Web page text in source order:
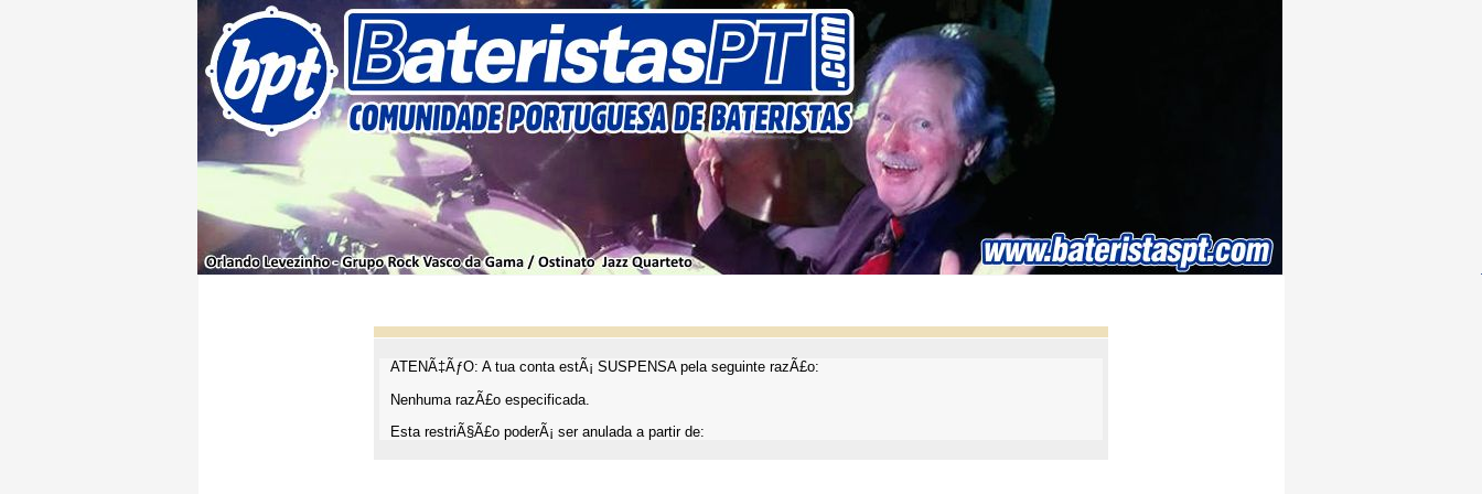
ATENÃ‡ÃƒO: A tua conta estÃ¡ SUSPENSA pela seguinte razÃ£o:
Nenhuma razÃ£o especificada.
Esta restriÃ§Ã£o poderÃ¡ ser anulada a partir de: